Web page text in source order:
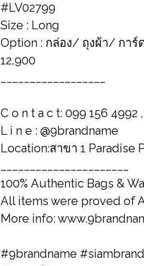
#LV02799
Size : Long
Option : กล่อง/ ถุงผ้า/ การ์
12,900
C o n t a c t: 099 156 4992
L i n e : @9brandname
Location:สาขา 1
100% Authentic Bags &
All items were proved of
More info:
#9brandname